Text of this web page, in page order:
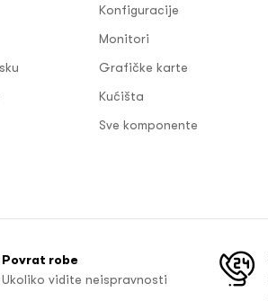
Konfiguracije
Monitori
Grafičke karte
Kućišta
Sve komponente
Povrat robe
Ukoliko vidite neispravnosti